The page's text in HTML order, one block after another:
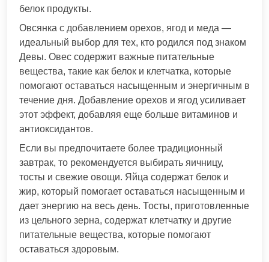
белок продукты.
Овсянка с добавлением орехов, ягод и меда —
идеальный выбор для тех, кто родился под знаком
Девы. Овес содержит важные питательные
вещества, такие как белок и клетчатка, которые
помогают оставаться насыщенным и энергичным в
течение дня. Добавление орехов и ягод усиливает
этот эффект, добавляя еще больше витаминов и
антиоксидантов.
Если вы предпочитаете более традиционный
завтрак, то рекомендуется выбирать яичницу,
тосты и свежие овощи. Яйца содержат белок и
жир, который помогает оставаться насыщенным и
дает энергию на весь день. Тосты, приготовленные
из цельного зерна, содержат клетчатку и другие
питательные вещества, которые помогают
оставаться здоровым.